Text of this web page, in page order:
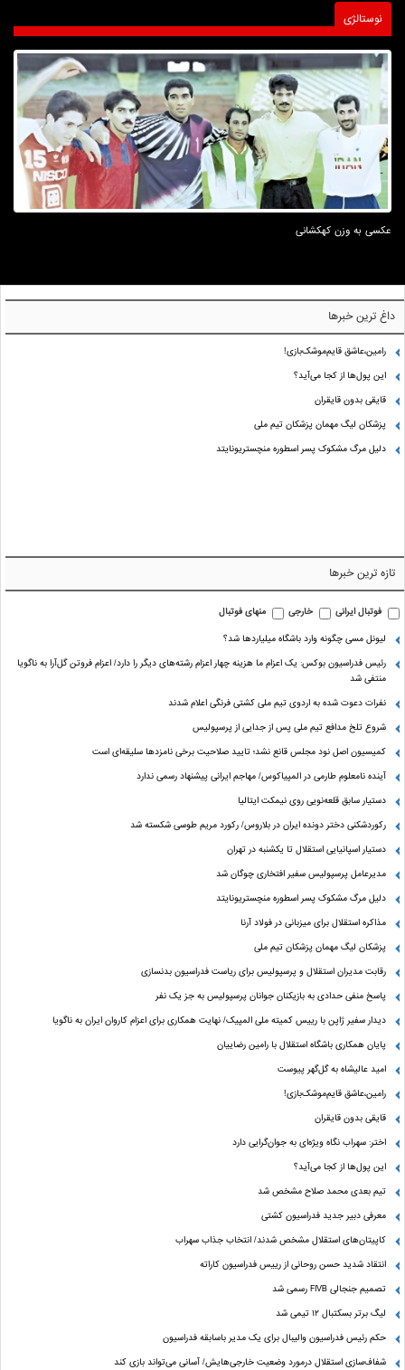
نوستالژی
عکسی به وزن کهکشانی
داغ ترین خبرها
رامین،عاشق قایم‌موشک‌بازی!
این پول‌ها از کجا می‌آید؟
قایقی بدون قایقران
پزشکان لیگ مهمان پزشکان تیم ملی
دلیل مرگ مشکوک پسر اسطوره منچستریونایتد
تازه ترین خبرها
فوتبال ایرانی خارجی
منهای فوتبال
لیونل مسی چگونه وارد باشگاه میلیاردها شد؟
رئیس فدراسیون بوکس: یک اعزام ما هزینه چهار اعزام رشته‌های دیگر را دارد/ اعزام فروتن گل‌آرا به ناگویا
منتفی شد
نفرات دعوت شده به اردوی تیم ملی کشتی فرنگی اعلام شدند
شروع تلخ مدافع تیم ملی پس از جدایی از پرسپولیس
کمیسیون اصل نود مجلس قانع نشد؛ تایید صلاحیت برخی نامزدها سلیقه‌ای است
آینده نامعلوم طارمی در المپیاکوس/ مهاجم ایرانی پیشنهاد رسمی ندارد
دستیار سابق قلعه‌نویی روی نیمکت ایتالیا
رکوردشکنی دختر دونده ایران در بلاروس/ رکورد مریم طوسی شکسته شد
دستیار اسپانیایی استقلال تا یکشنبه در تهران
مدیرعامل پرسپولیس سفیر افتخاری چوگان شد
دلیل مرگ مشکوک پسر اسطوره منچستریونایتد
مذاکره استقلال برای میزبانی در فولاد آرنا
پزشکان لیگ مهمان پزشکان تیم ملی
رقابت مدیران استقلال و پرسپولیس برای ریاست فدراسیون بدنسازی
پاسخ منفی حدادی به بازیکنان جوانان پرسپولیس به جز یک نفر
دیدار سفیر ژاپن با رییس کمیته ملی المپیک/ نهایت همکاری برای اعزام کاروان ایران به ناگویا
پایان همکاری باشگاه استقلال با رامین رضاییان
امید عالیشاه به گل‌گهر پیوست
رامین،عاشق قایم‌موشک‌بازی!
قایقی بدون قایقران
اختر: سهراب نگاه ویژه‌ای به جوان‌گرایی دارد
این پول‌ها از کجا می‌آید؟
تیم بعدی محمد صلاح مشخص شد
معرفی دبیر جدید فدراسیون کشتی
کاپیتان‌های استقلال مشخص شدند/ انتخاب جذاب سهراب
انتقاد شدید حسن روحانی از رییس فدراسیون کاراته
تصمیم جنجالی FIVB رسمی شد
لیگ برتر بسکتبال ۱۲ تیمی شد
حکم رئیس فدراسیون والیبال برای یک مدیر باسابقه فدراسیون
شفاف‌سازی استقلال درمورد وضعیت خارجی‌هایش/ آسانی می‌تواند بازی کند